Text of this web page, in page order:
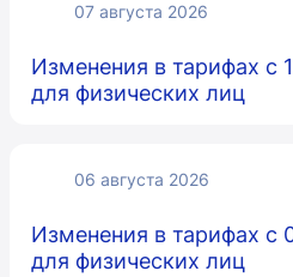
07 августа 2026
Изменения в тарифах с
для физических лиц
06 августа 2026
Изменения в тарифах с
для физических лиц